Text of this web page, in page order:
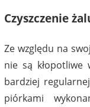
Czyszczenie
Ze względu na
nie są kłopotliwe
bardziej
piórkami